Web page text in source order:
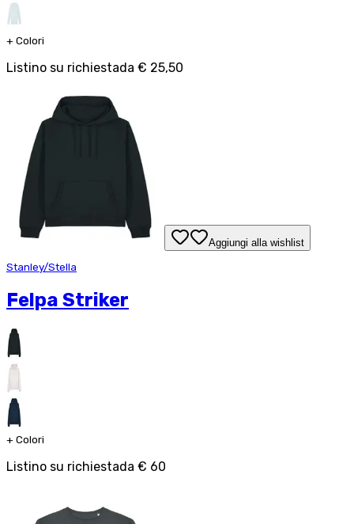
+ Colori
Listino su richiestada € 25,50
Aggiungi alla wishlist
Stanley/Stella
Felpa Striker
+ Colori
Listino su richiestada € 60